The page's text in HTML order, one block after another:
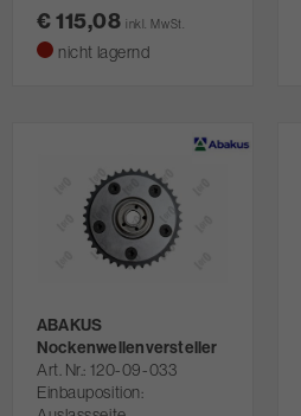
€ 115,08inkl. MwSt.
nicht lagernd
ABAKUS
Nockenwellenversteller
Art. Nr. 120-09-033
Einbauposition: